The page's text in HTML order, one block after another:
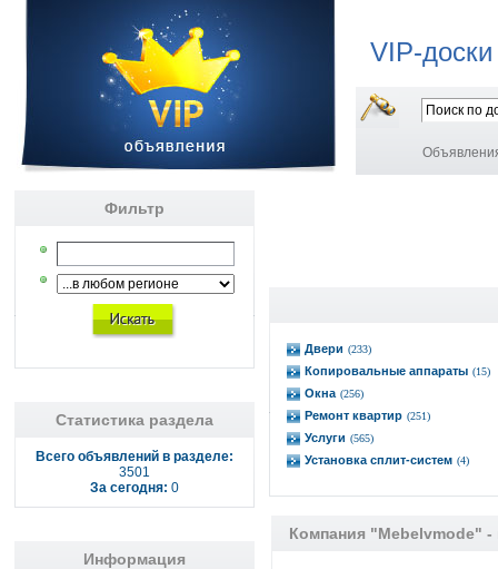
VIP-
Фильтр
Статистика раздела
Всего объявлений в разделе:
3501
За сегодня: 0
Информация
Двери (233)
Копировальные аппараты (15)
Окна (256)
Ремонт квартир (251)
Услуги (565)
Установка сплит-систем (4)
Компания "Mebelvmode"